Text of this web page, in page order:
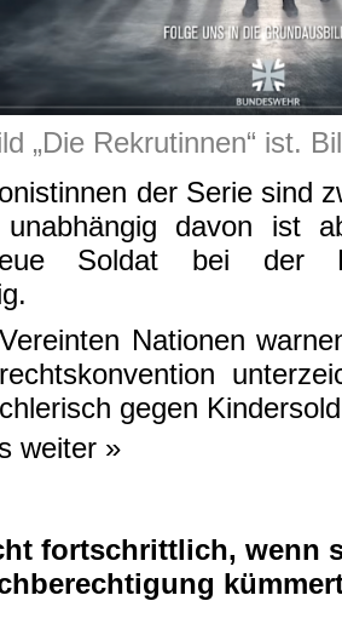
„Die Rekrutinnen“ ist.
der Serie sind
davon ist
Soldat bei der
Nationen
gegen
weiter »
fortschrittlich, wenn